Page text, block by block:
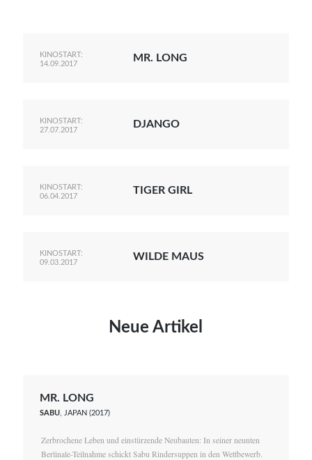
KINOSTART:
14.09.2017
MR. LONG
KINOSTART:
27.07.2017
DJANGO
KINOSTART:
06.04.2017
TIGER GIRL
KINOSTART:
09.03.2017
WILDE MAUS
Neue Artikel
MR. LONG
SABU, JAPAN (2017)
Zerbrochene Leben und einstürzende Neubauten: In seiner neunten
Berlinale-Teilnahme schickt Sabu Rindersuppen in den Wettbewerb.